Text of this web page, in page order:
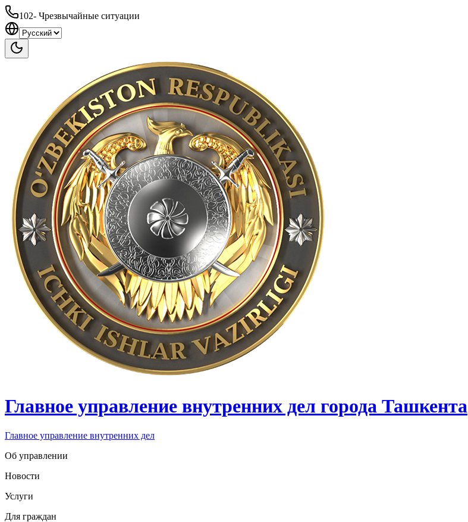
102- Чрезвычайные ситуации
Главное управление внутренних дел города Ташкента
Главное управление внутренних дел
Об управлении
Новости
Услуги
Для граждан